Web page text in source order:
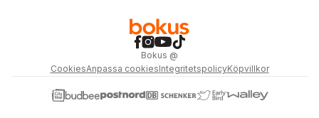
Bokus @
CookiesAnpassa cookiesIntegritetspolicyKöpvillkor